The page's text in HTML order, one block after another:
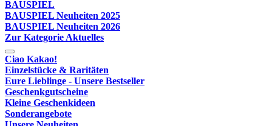
BAUSPIEL
BAUSPIEL Neuheiten 2025
BAUSPIEL Neuheiten 2026
Zur Kategorie Aktuelles
Ciao Kakao!
Einzelstücke & Raritäten
Eure Lieblinge - Unsere Bestseller
Geschenkgutscheine
Kleine Geschenkideen
Sonderangebote